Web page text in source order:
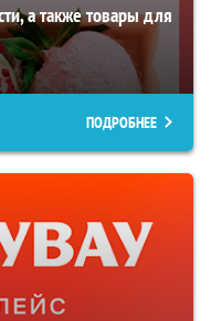
а также товары для
ПОДРОБНЕЕ